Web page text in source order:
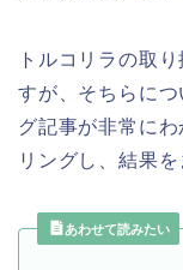
トルコリラの取
すが、そちらに
グ記事が非常に
リングし、結果
あわせて読みたい